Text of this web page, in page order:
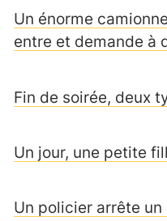
Un énorme
entre et demande à
Fin de soirée, deux
Un jour, une petite
Un policier arrête